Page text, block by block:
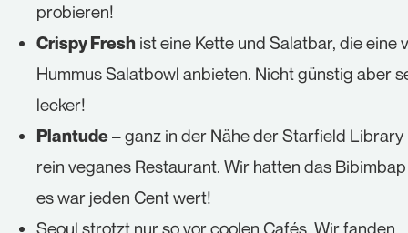
probieren!
Crispy Fresh ist eine Kette und Salatbar, die eine
Hummus Salatbowl anbieten. Nicht günstig aber
lecker!
Plantude– ganz in der Nähe der Starfield Library
rein veganes Restaurant. Wir hatten das
es war jeden Cent wert!
Seoul strotzt nur so vor coolen Cafés. Wir fanden